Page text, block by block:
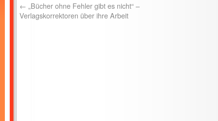
← „Bücher ohne Fehler gibt es nicht“ –
Verlagskorrektoren über ihre Arbeit